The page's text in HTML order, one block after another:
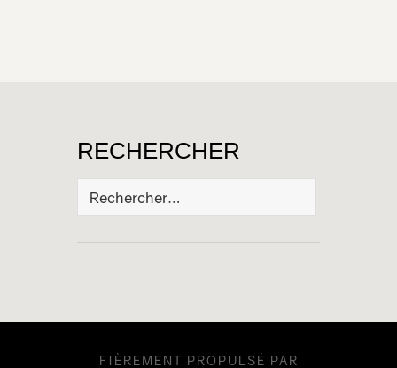
RECHERCHER
Rechercher :
FIÈREMENT PROPULSÉ PAR